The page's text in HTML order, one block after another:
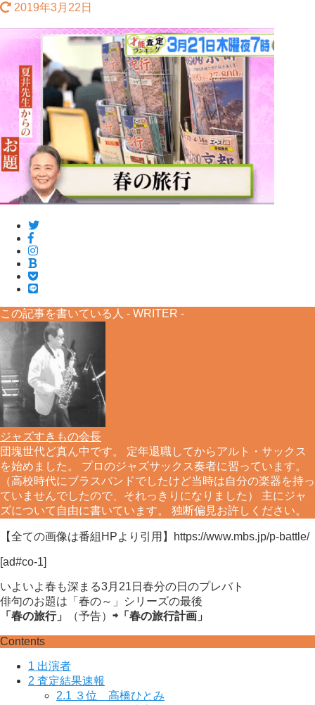
2019年3月22日
この記事を書いている人 - WRITER -
ジャズすきもの会長
団塊世代ど真ん中です。 定年退職してからアルト・サックス
を始めました。 プロのジャズサックス奏者に習っています。
（高校時代にブラスバンドでしたけど当時は自分の楽器を持っ
ていませんでしたので、それっきりになりました） 主にジャ
ズについて自由に書いています。 独断偏見お許しください。
【全ての画像は番組HPより引用】https://www.mbs.jp/p-battle/
[ad#co-1]
いよいよ春も深まる3月21日春分の日のプレバト
俳句のお題は「春の～」シリーズの最後
「春の旅行」
（予告） ⇨「春の旅行計画」
Contents
1 出演者
2 査定結果速報
2.1 ３位 高橋ひとみ